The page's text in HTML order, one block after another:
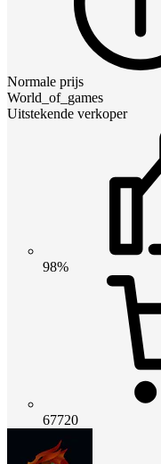
Normale prijs
World_of_games
Uitstekende verkoper
98%
67720